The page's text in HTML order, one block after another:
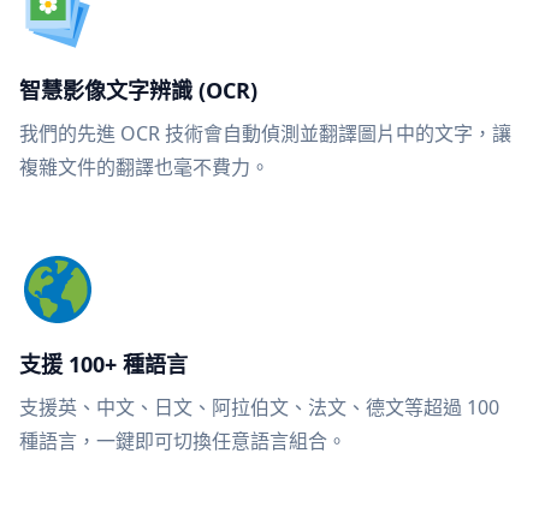
智慧影像文字辨識 (OCR)
我們的先進 OCR 技術會自動偵測並翻譯圖片中的文字，讓
複雜文件的翻譯也毫不費力。
支援 100+ 種語言
支援英、中文、日文、阿拉伯文、法文、德文等超過 100
種語言，一鍵即可切換任意語言組合。